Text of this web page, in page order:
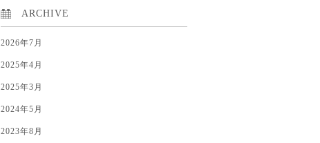
ARCHIVE
2026年7月
2025年4月
2025年3月
2024年5月
2023年8月